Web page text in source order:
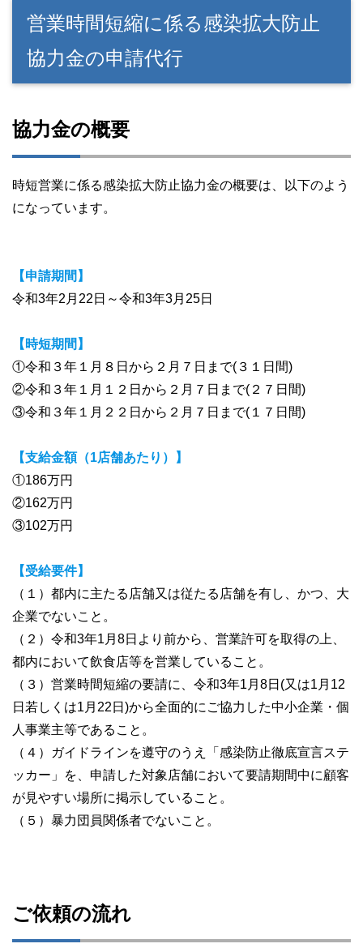
営業時間短縮に係る感染拡大防止
協力金の申請代行
協力金の概要
時短営業に係る感染拡大防止協力金の概要は、以下のよう
になっています。
【申請期間】
令和3年2月22日～令和3年3月25日
【時短期間】
①令和３年１月８日から２月７日まで(３１日間)
②令和３年１月１２日から２月７日まで(２７日間)
③令和３年１月２２日から２月７日まで(１７日間)
【支給金額（1店舗あたり）】
①186万円
②162万円
③102万円
【受給要件】
（１）都内に主たる店舗又は従たる店舗を有し、かつ、大
企業でないこと。
（２）令和3年1月8日より前から、営業許可を取得の上、
都内において飲食店等を営業していること。
（３）営業時間短縮の要請に、令和3年1月8日(又は1月12
日若しくは1月22日)から全面的にご協力した中小企業・個
人事業主等であること。
（４）ガイドラインを遵守のうえ「感染防止徹底宣言ステ
ッカー」を、申請した対象店舗において要請期間中に顧客
が見やすい場所に掲示していること。
（５）暴力団員関係者でないこと。
ご依頼の流れ